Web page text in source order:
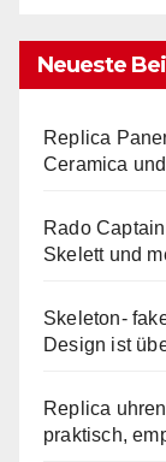
Neueste
Replica
Ceramica
Rado
Skelett und
Skeleton-
Design ist
Replica
praktisch,